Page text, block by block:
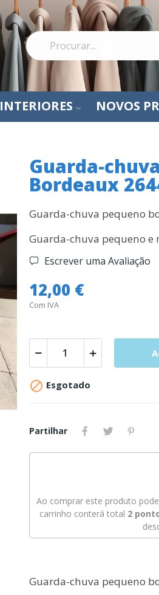
INTERIORES NOVOS
Guarda-
Bordeaux
Guarda-chuva pequeno
Guarda-chuva pequeno e
Escrever uma Avaliação
12,00 €
Com IVA
 Esgotado
Partilhar
Ao comprar este produto
carrinho conterá total 2
Guarda-chuva pequeno